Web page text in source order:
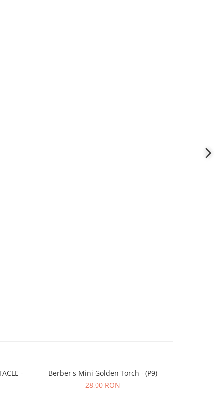
-
Berberis Mini Golden Torch - (P9)
28,00 RON